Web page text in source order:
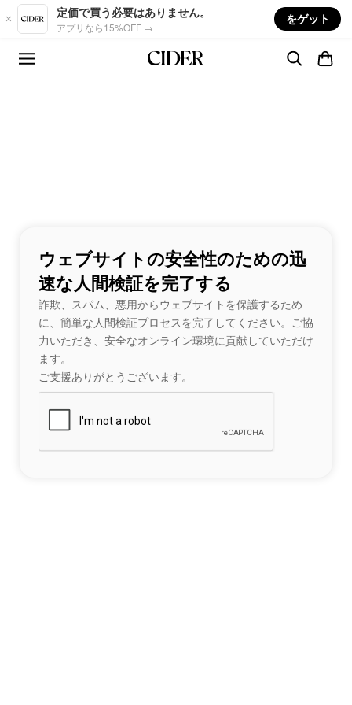
Skip to main content
定価で買う必要はありません。
アプリなら15%OFF →
をゲット
ウェブサイトの安全性のための迅
速な人間検証を完了する
詐欺、スパム、悪用からウェブサイトを保護するため
に、簡単な人間検証プロセスを完了してください。ご協
力いただき、安全なオンライン環境に貢献していただけ
ます。
ご支援ありがとうございます。